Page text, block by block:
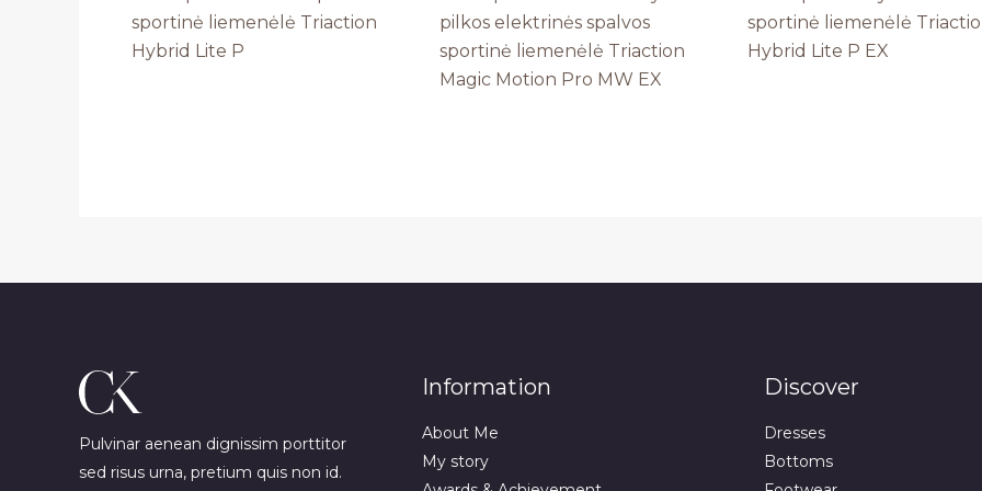
sportinė liemenėlė Triaction
Hybrid Lite P
pilkos elektrinės spalvos
sportinė liemenėlė Triaction
Magic Motion Pro MW EX
sportinė liemenėlė
Hybrid Lite P EX
Pulvinar aenean dignissim porttitor
sed risus urna, pretium quis non id.
Information
About Me
My story
Discover
Dresses
Bottoms